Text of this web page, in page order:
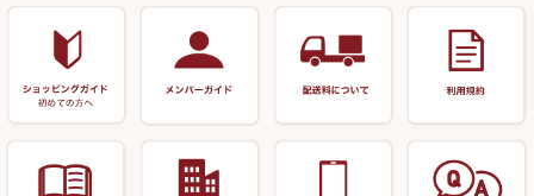
玉置（高級品）
万力付お膳・うどん皿
先受・メスネジ・その他 防寒コーナー
リサイクル 玉網・玉置・フラ
リサイクル 浮子箱・浮子筒・
アウトレット商品